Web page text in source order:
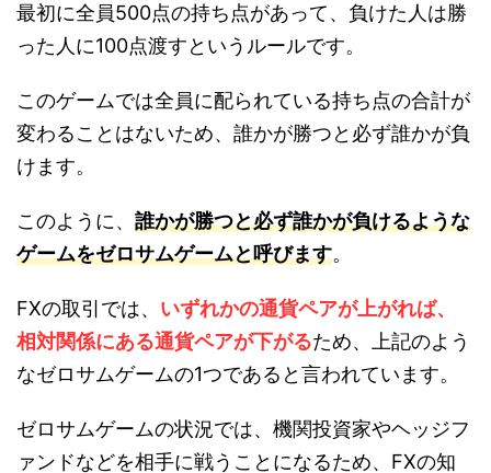
最初に全員500点の持ち点があって、負けた人は勝
った人に100点渡すというルールです。
このゲームでは全員に配られている持ち点の合計が
変わることはないため、誰かが勝つと必ず誰かが負
けます。
このように、 誰かが勝つと必ず誰かが負けるような
ゲームをゼロサムゲームと呼びます。
FXの取引では、 いずれかの通貨ペアが上がれば、
相対関係にある通貨ペアが下がるため、上記のよう
なゼロサムゲームの1つであると言われています。
ゼロサムゲームの状況では、機関投資家やヘッジフ
ァンドなどを相手に戦うことになるため、FXの知